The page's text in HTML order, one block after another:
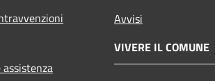
Avvisi
VIVERE IL COMUNE